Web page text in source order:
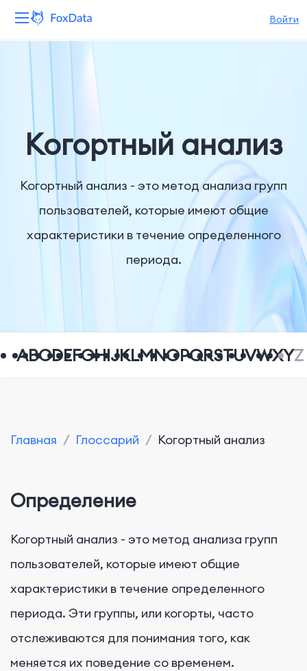
Войти
Решения
Ресурсы
Цены
Компания
Когортный анализ
Когортный анализ - это метод анализа групп
пользователей, которые имеют общие
характеристики в течение определенного
периода.
ABCDEFGHIJKLMNOPQRSTUVWXYZ
Главная / Глоссарий / Когортный анализ
Определение
Когортный анализ - это метод анализа групп
пользователей, которые имеют общие
характеристики в течение определенного
периода. Эти группы, или когорты, часто
отслеживаются для понимания того, как
меняется их поведение со временем.